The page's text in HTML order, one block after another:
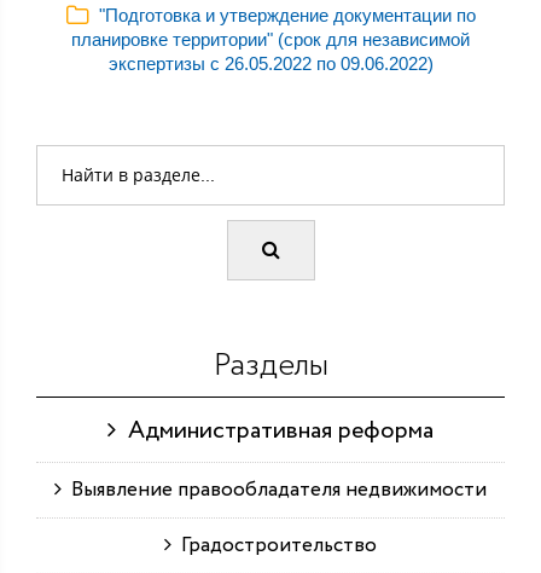
"Подготовка и утверждение документации по
планировке территории" (срок для независимой
экспертизы с 26.05.2022 по 09.06.2022)
Разделы
Административная реформа
Выявление правообладателя недвижимости
Градостроительство